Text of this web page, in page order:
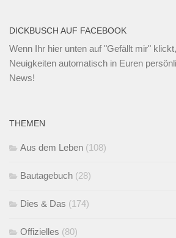
DICKBUSCH AUF FACEBOOK
Wenn Ihr hier unten auf "Gefällt mir"
Neuigkeiten automatisch in Euren
News!
THEMEN
Aus dem Leben (108)
Bautagebuch (28)
Dies & Das (174)
Offizielles (80)